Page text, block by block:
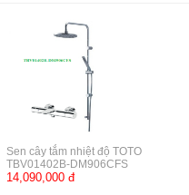
Sen cây tắm nhiệt độ TOTO
TBV01402B-DM906CFS
14,090,000 đ